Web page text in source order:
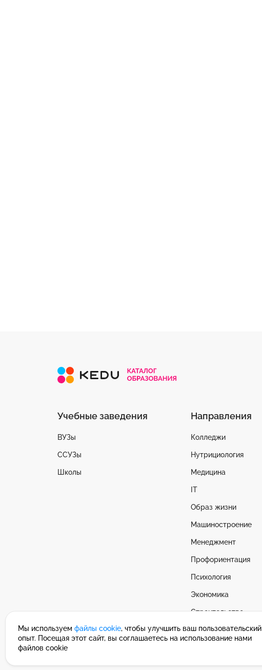
Учебные заведения
ВУЗы
ССУЗы
Школы
Направления
Колледжи
Нутрициология
Медицина
IT
Образ жизни
Машиностроение
Менеджмент
Профориентация
Психология
Экономика
Строительство
Смотреть все
Мы используем файлы cookie, чтобы улучшить ваш пользовательский
опыт. Посещая этот сайт, вы соглашаетесь на использование нами
файлов cookie